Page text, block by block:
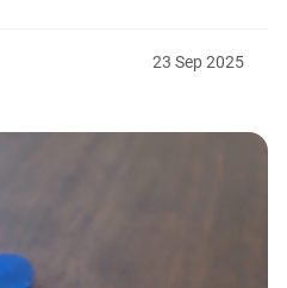
23 Sep2025